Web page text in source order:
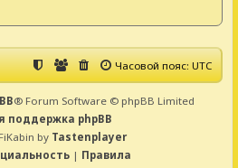
Часовой пояс:UTC
® Forum Software © phpBB Limited
поддержка phpBB
by Tastenplayer
| Правила